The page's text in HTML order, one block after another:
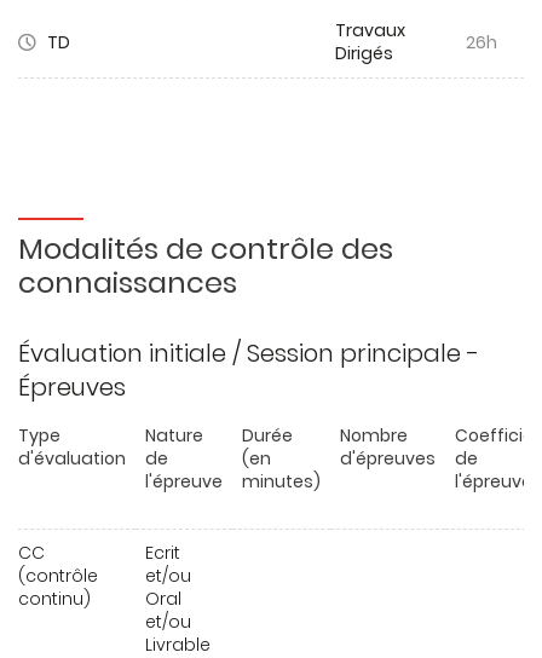
TD
Travaux
Dirigés
26h
Modalités de contrôle des
connaissances
Évaluation initiale / Session principale -
Épreuves
Type
d'évaluation
Nature
de
l'épreuve
Durée
(en
minutes)
Nombre
d'épreuves
de
l'épreuve
CC
(contrôle
continu)
Ecrit
et/ou
Oral
et/ou
Livrable